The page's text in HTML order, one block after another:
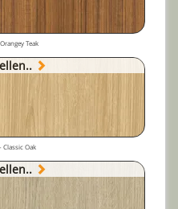
Teak
Classic Oak